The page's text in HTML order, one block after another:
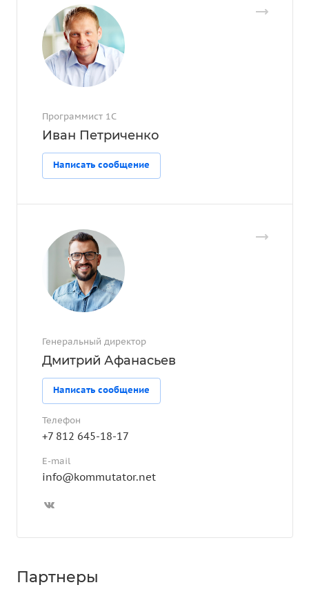
Программист 1С
Иван Петриченко
Написать сообщение
Генеральный директор
Дмитрий Афанасьев
Написать сообщение
Телефон
+7 812 645-18-17
E-mail
info@kommutator.net
Партнеры